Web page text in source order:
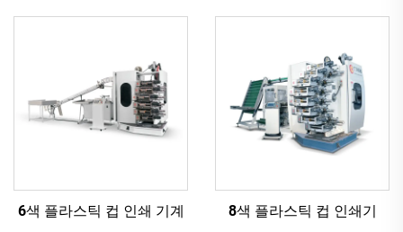
6색 플라스틱 컵 인쇄 기계 8색 플라스틱 컵 인쇄기